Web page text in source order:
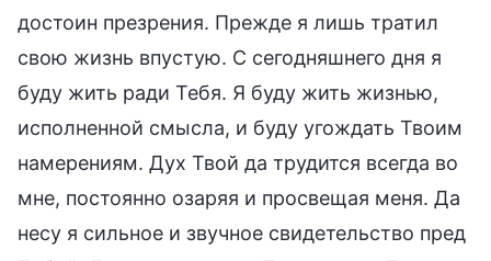
достоин презрения. Прежде я лишь тратил
свою жизнь впустую. С сегодняшнего дня я
буду жить ради Тебя. Я буду жить жизнью,
исполненной смысла, и буду угождать Твоим
намерениям. Дух Твой да трудится всегда во
мне, постоянно озаряя и просвещая меня. Да
несу я сильное и звучное свидетельство пред